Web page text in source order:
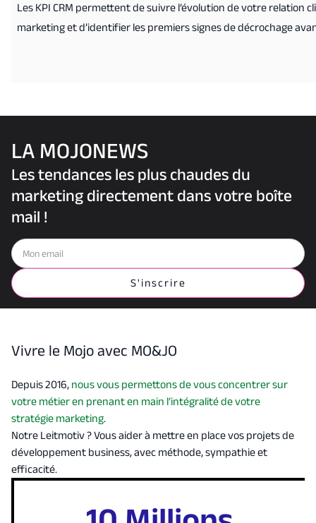
Les KPI CRM permettent de suivre l’évolution de votre relation
marketing et d’identifier les premiers signes de décrochage
LA MOJONEWS
Les tendances les plus chaudes du
marketing directement dans votre boîte
mail !
Vivre le Mojo avec MO&JO
Depuis 2016, nous vous permettons de vous concentrer sur
votre métier en prenant en main l’intégralité de votre
stratégie marketing.
Notre Leitmotiv ? Vous aider à mettre en place vos projets de
développement business, avec méthode, sympathie et
efficacité.